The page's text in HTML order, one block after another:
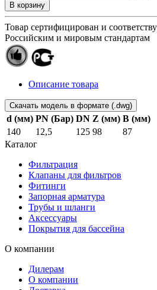
В корзину
Товар сертифицирован и
Российским и мировым стандартам
Описание товара
Скачать модель в формате (.dwg)
d (мм) PN (Бар) DN Z (мм) B (мм)
140
12,5 125 98
87
Каталог
Фильтрация
Клапаны для фильтров
Фитинги
Запорная арматура
Трубы и шланги
Аксессуары
Покрытия для бассейна
О компании
Дилерам
О компании